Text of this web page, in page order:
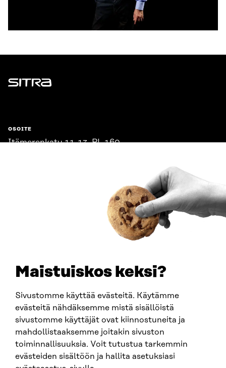
Maistuiskos keksi?
Sivustomme käyttää evästeitä. Käytämme
evästeitä nähdäksemme mistä sisällöistä
sivustomme käyttäjät ovat kiinnostuneita ja
mahdollistaaksemme joitakin sivuston
toiminnallisuuksia. Voit tutustua tarkemmin
evästeiden sisältöön ja hallita asetuksiasi
Sitra
OSOITE
Itämerenkatu 11-13, PL 160,
SITRA SOSIAALISESSA MEDIASSA
LinkedIn
Instagram
YouTube